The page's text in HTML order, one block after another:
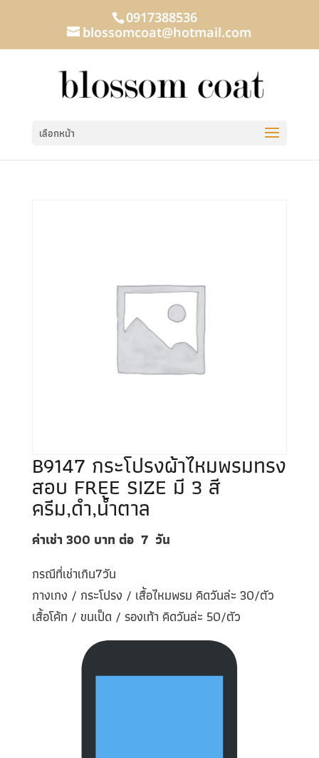
0917388536
blossomcoat@hotmail.com
เลือกหน้า
B9147 กระโปรงผ้าไหมพรมทรง
สอบ FREE SIZE มี 3 สี
ครีม,ดำ,น้ำตาล
ค่าเช่า 300 บาท ต่อ 7 วัน
กรณีที่เช่าเกิน7วัน
กางเกง / กระโปรง / เสื้อไหมพรม คิดวันล่ะ 30/ตัว
เสื้อโค้ท / ขนเป็ด / รองเท้า คิดวันล่ะ 50/ตัว